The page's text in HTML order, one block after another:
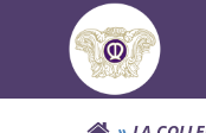
contenu